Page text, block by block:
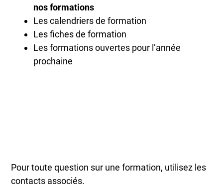
nos formations
Les calendriers de formation
Les fiches de formation
Les formations ouvertes pour l’année
prochaine
Pour toute question sur une formation, utilisez les
contacts associés.